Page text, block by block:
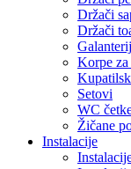
Držači
Držači
Korpe za
Setovi
WC
Žičane
Instalacije